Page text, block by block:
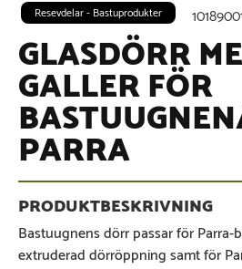
Resevdelar - Bastuprodukter
GLASDÖRR
GALLER FÖR
PARRA
Bastuugnens dörr passar för
extruderad dörröppning samt för